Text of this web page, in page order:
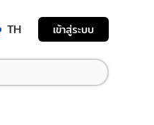
TH เข้าสู่ระบบ